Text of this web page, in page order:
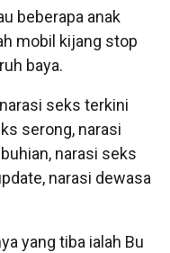
beberapa anak
mobil kijang stop
baya.
seks terkini
serong, narasi
narasi seks
narasi dewasa
yang tiba ialah Bu